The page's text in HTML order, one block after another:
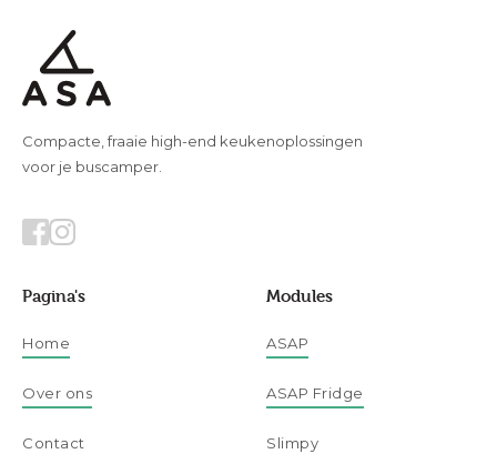
Compacte, fraaie high-end keukenoplossingen
voor je buscamper.
Pagina's
Home
Over ons
Contact
Modules
ASAP
ASAP Fridge
Slimpy